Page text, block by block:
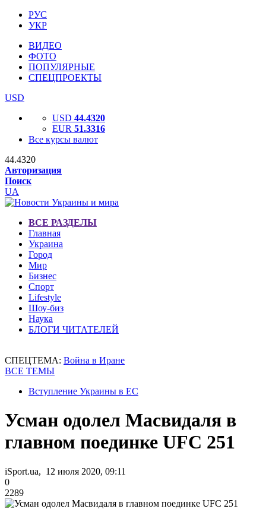
РУС
УКР
ВИДЕО
ФОТО
ПОПУЛЯРНЫЕ
СПЕЦПРОЕКТЫ
USD
USD 44.4320
EUR 51.3316
Все курсы валют
44.4320
Авторизация
Поиск
UA
ВСЕ РАЗДЕЛЫ
Главная
Украина
Город
Мир
Бизнес
Спорт
Lifestyle
Шоу-биз
Наука
БЛОГИ ЧИТАТЕЛЕЙ
СПЕЦТЕМА: Война в Иране
ВСЕ ТЕМЫ
Вступление Украины в ЕС
Усман одолел Масвидаля в
главном поединке UFC 251
iSport.ua, 12 июля 2020, 09:11
0
2289